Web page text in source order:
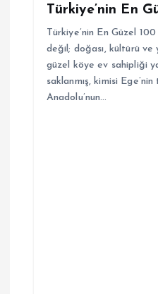
Türkiye’nin En
Türkiye’nin En Güzel
değil; doğası, kültürü ve
güzel köye ev sahipliği
saklanmış, kimisi
Anadolu’nun…